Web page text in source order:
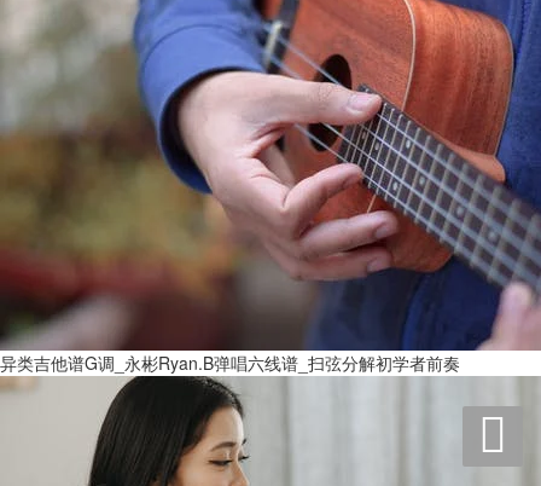
异类吉他谱G调_永彬Ryan.B弹唱六线谱_扫弦分解初学者前奏
